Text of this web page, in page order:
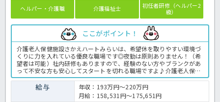
ヘルパー・介護職 介護福祉士
初任者研修（ヘルパー2
級）
ここがポイント！
介護老人保健施設さかえハートみらいは、希望休を取りやすい環境づ
くりに力を入れている優良な職場です◎夜勤は原則ありません！（希
望者は可能）社内研修もありますので、経験のない方やブランクがあ
って不安な方も安心してスタートを切れる職場ですよ♪介護老人保健
施設での介護業務全般です。 ＜介護職 準職員 介護老人保健施設の
給与
年収：193万円～220万円
月給：158,531円～175,651円